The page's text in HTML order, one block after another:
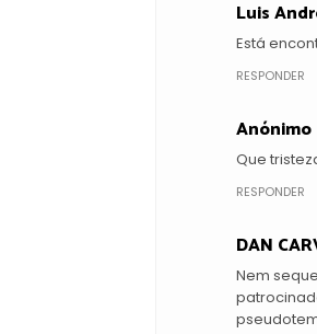
Luis
Está
RESPONDER
Anónimo
Que
RESPONDER
DAN
Nem